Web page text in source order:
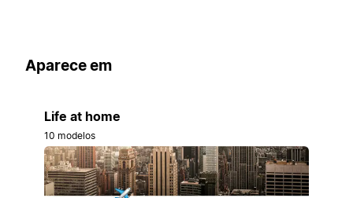
Aparece em
Life at home
10 modelos